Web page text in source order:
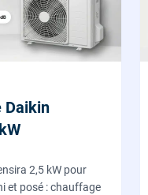
Daikin
2,5 kW pour
et posé : chauffage